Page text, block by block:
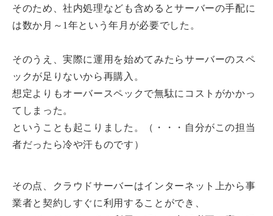
そのため、社内処理なども含めるとサーバーの手配に
は数か月～1年という年月が必要でした。
そのうえ、実際に運用を始めてみたらサーバーのスペ
ックが足りないから再購入。
想定よりもオーバースペックで無駄にコストがかかっ
てしまった。
ということも起こりました。（・・・自分がこの担当
者だったら冷や汗ものです）
その点、クラウドサーバーはインターネット上から事
業者と契約しすぐに利用することができ、